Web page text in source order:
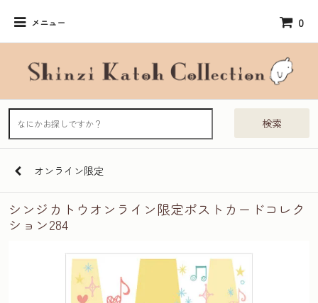
メニュー 0
検索
オンライン限定
シンジカトウオンライン限定ポストカードコレク
ション284